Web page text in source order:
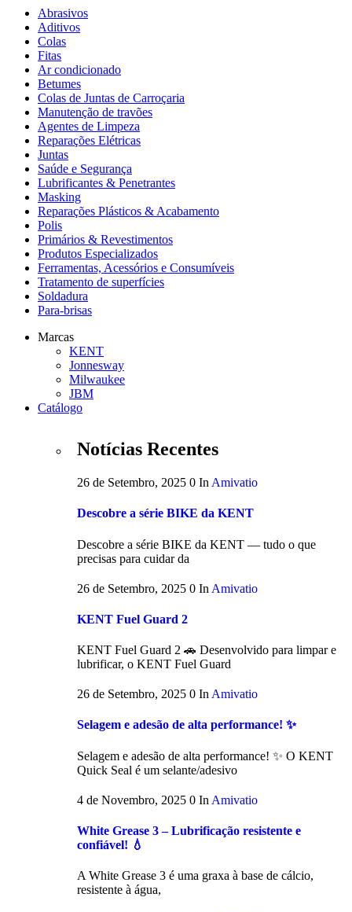
Abrasivos
Aditivos
Colas
Fitas
Ar condicionado
Betumes
Colas de Juntas de Carroçaria
Manutenção de travões
Agentes de Limpeza
Reparações Elétricas
Juntas
Saúde e Segurança
Lubrificantes & Penetrantes
Masking
Reparações Plásticos & Acabamento
Polis
Primários & Revestimentos
Produtos Especializados
Ferramentas, Acessórios e Consumíveis
Tratamento de superfícies
Soldadura
Para-brisas
Marcas
KENT
Jonnesway
Milwaukee
JBM
Catálogo
Notícias Recentes
26 de Setembro, 2025 0 In Amivatio
Descobre a série BIKE da KENT
Descobre a série BIKE da KENT — tudo o que
precisas para cuidar da
26 de Setembro, 2025 0 In Amivatio
KENT Fuel Guard 2
KENT Fuel Guard 2 🚗 Desenvolvido para limpar e
lubrificar, o KENT Fuel Guard
26 de Setembro, 2025 0 In Amivatio
Selagem e adesão de alta performance! ✨
Selagem e adesão de alta performance! ✨ O KENT
Quick Seal é um selante/adesivo
4 de Novembro, 2025 0 In Amivatio
White Grease 3 – Lubrificação resistente e
confiável! 💧
A White Grease 3 é uma graxa à base de cálcio,
resistente à água,